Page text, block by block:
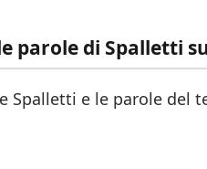
parole di Spalletti
Spalletti e le parole del